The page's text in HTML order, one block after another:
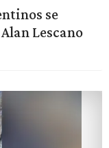
se
Lescano